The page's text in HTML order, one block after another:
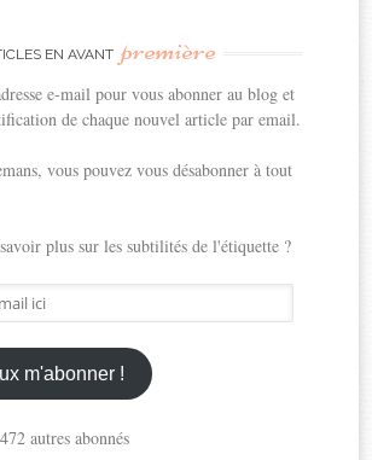
EN AVANT première
e-mail pour vous abonner au blog et
de chaque nouvel article par email.
vous pouvez vous désabonner à tout
plus sur les subtilités de l'étiquette ?
m'abonner !
autres abonnés